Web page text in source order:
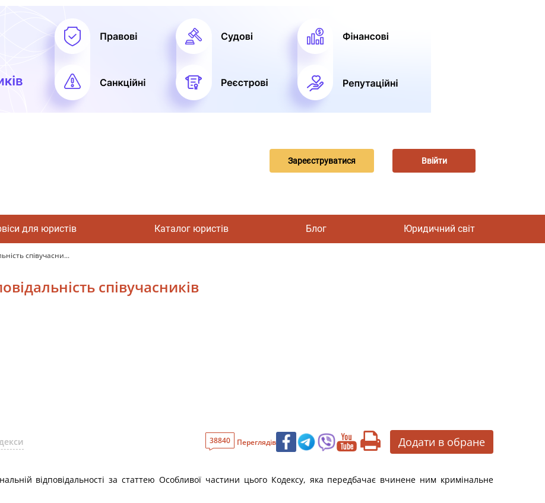
Зареєструватися Ввійти
для юристів Каталог юристів Блог Юридичний світ
співучасни...
співучасників
38840 Переглядів Додати в обране
відповідальності за статтею Особливої частини цього Кодексу, яка передбачає вчинене ним кримінальне